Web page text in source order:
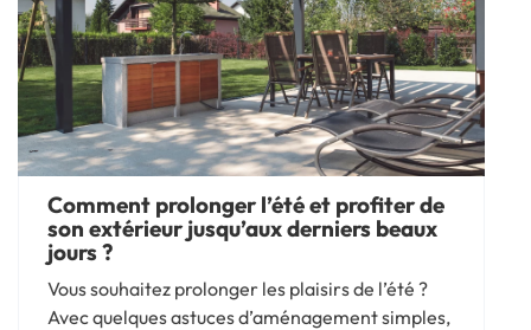
Comment prolonger l’été et profiter de
son extérieur jusqu’aux derniers beaux
jours ?
Vous souhaitez prolonger les plaisirs de l’été ?
Avec quelques astuces d’aménagement simples,